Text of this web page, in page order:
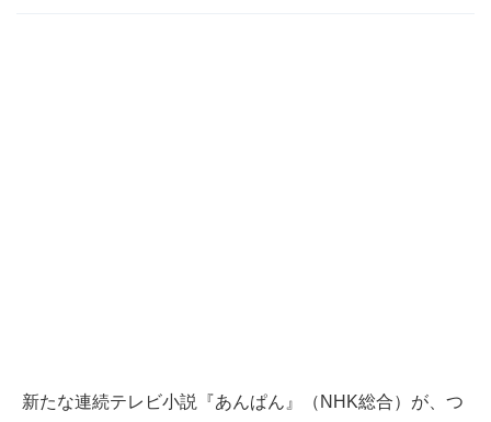
新たな連続テレビ小説『あんぱん』（NHK総合）が、つ